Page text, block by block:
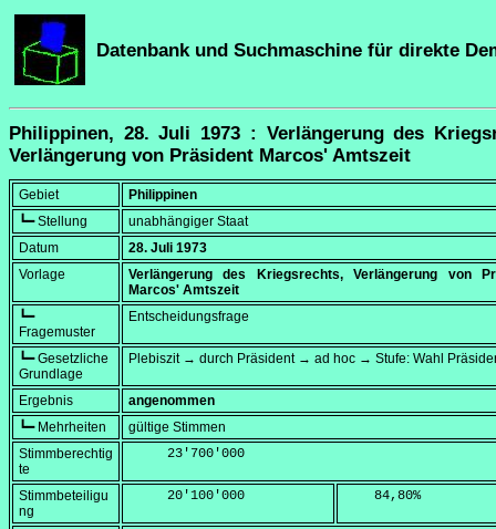
Datenbank und Suchmaschine für direkte
Philippinen, 28. Juli 1973 : Verlängerung des
Verlängerung von Präsident Marcos' Amtszeit
Gebiet
Philippinen
┗━ Stellung
unabhängiger Staat
Datum
28. Juli 1973
Vorlage
Verlängerung des Kriegsrechts, Verlängerung von
Marcos' Amtszeit
┗━
Fragemuster
Entscheidungsfrage
┗━ Gesetzliche
Grundlage
Plebiszit → durch Präsident → ad hoc → Stufe: Wahl
Ergebnis
angenommen
┗━ Mehrheiten
gültige Stimmen
Stimmberechtig
te
     23'700'000
Stimmbeteiligu
ng
     20'100'000
    84,80
%